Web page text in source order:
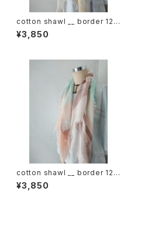
cotton shawl __ border 120
蒲公英w
¥3,850
cotton shawl __ border 120
春麗w
¥3,850